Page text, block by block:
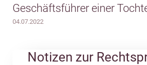
Geschäftsführer einer
04.07.2022
Notizen zur